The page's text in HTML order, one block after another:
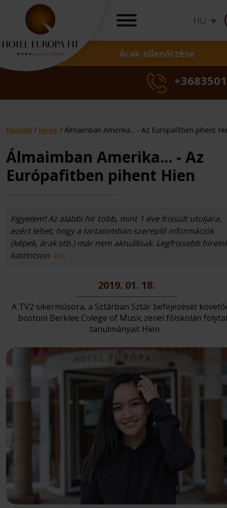
Árak ellenőrzése
HU
Családi
nyaralás
Okos
ár
Szezonális
akció
Családi
nyaralás
Okos
ár
AJÁNLATOK
Akciók
Ünnepi ajánlatok
Gyógy ajánlatok
Árak
Nőgyógyászati
kezelések
Főoldal / Hírek / Álmaimban Amerika... - Az Európafitben pihent
Álmaimban Amerika... - Az
Európafitben pihent Hien
Figyelem! Az alábbi hír több, mint 1 éve frissült utoljára,
ezért lehet, hogy a tartalomban szereplő információk
(képek, árak stb.) már nem aktuálisak. Legfrissebb
kattintson ide.
2019. 01. 18.
A TV2 sikerműsora, a Sztárban Sztár befejezését
bostoni Berklee Colege of Music zenei főiskolán
tanulmányait Hien.